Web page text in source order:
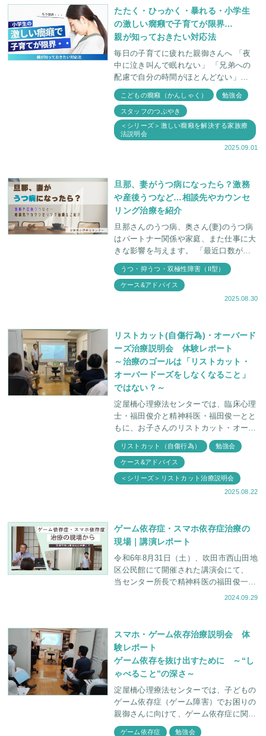
たたく・ひっかく・暴れる・小学生
の激しい癇癪で子育てが限界…
親が知っておきたい対応法
毎日の子育てに疲れた親御さんへ 「夜
中に泣き叫んで眠れない」 「兄弟への
配慮で自分の時間がほとんどない」
「近所への迷惑が心配で外出も気にな
る」 小学生の激しい癇癪を持つ子ども
こどもの癇癪（かんしゃく） 勉強会
スタッフのつぶやき
＜シリーズ＞激しい癇癪を解決する家族療
法説明会
2025.09.01
旦那、妻がうつ病になったら？激務
や産後うつなど…相談先やカウンセ
リング治療を紹介
旦那さんのうつ病、奥さん(妻)のうつ病
はパートナー関係や家庭、また仕事に大
きな影響を与えます。 「最近口数が少
なくなってきた」 「笑わなくなってき
た」 「感情が不安定でよく泣いたり、
怒ったり
うつ・抑うつ・双極性障害（II型）
ケース&アドバイス
2025.08.30
リストカット(自傷行為)・オーバード
ーズ治療説明会 体験レポート
～治療のゴールは「リストカット・
オーバードーズをしなくなること」
ではない？～
淀屋橋心理療法センターでは、臨床心理
士・福田俊介と精神科医・福田俊一とと
もに、お子さんのリストカット・オーバ
ードーズに関して学ぶ会を定期的に行っ
ております。 今回は7月15日（火）に
「リストカッ
リストカット（自傷行為） 勉強会
ケース&アドバイス
＜シリーズ＞リストカット治療説明会
2025.08.22
ゲーム依存症・スマホ依存症治療の
現場｜講演レポート
令和6年8月31日（土）、吹田市西山田地
区公民館にて開催された講演会にて、
当センター所長で精神科医の福田俊一
と、私・臨床心理士の福田俊介が講師を
2024.09.29
スマホ・ゲーム依存治療説明会 体
験レポート
ゲーム依存を抜け出すために ～“し
ゃべること”の深さ～
淀屋橋心理療法センターでは、子どもの
ゲーム依存症（ゲーム障害）でお困りの
親御さんに向けて、ゲーム依存症に関し
て学ぶ会を定期的に行っています。 今
ゲーム依存症 勉強会